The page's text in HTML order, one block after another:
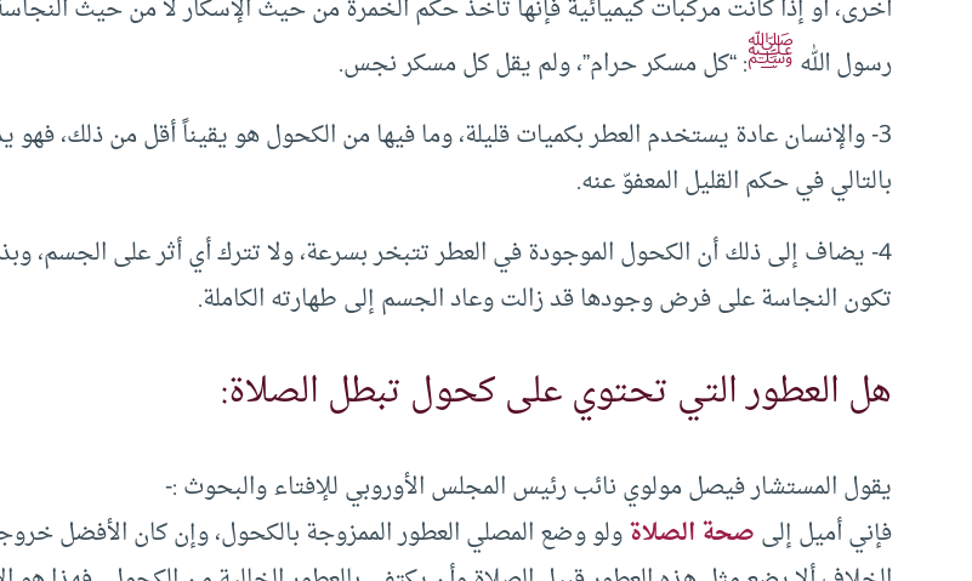
أخرى، أو إذا كانت مركبات كيميائية فإنها تأخذ حكم الخمرة من حيث الإسكار لا من حيث
رسول اللهﷺ: “كل مسكر حرام”، ولم يقل كل مسكر نجس.
3- والإنسان عادة يستخدم العطر بكميات قليلة، وما فيها من الكحول هو يقيناً أقل من ذلك، فهو
بالتالي في حكم القليل المعفوّ عنه.
4- يضاف إلى ذلك أن الكحول الموجودة في العطر تتبخر بسرعة، ولا تترك أي أثر على الجسم،
تكون النجاسة على فرض وجودها قد زالت وعاد الجسم إلى طهارته الكاملة.
هل العطور التي تحتوي على كحول تبطل الصلاة:
يقول المستشار فيصل مولوي نائب رئيس المجلس الأوروبي للإفتاء والبحوث :-
فإني أميل إلىصحة الصلاةولو وضع المصلي العطور الممزوجة بالكحول، وإن كان الأفضل